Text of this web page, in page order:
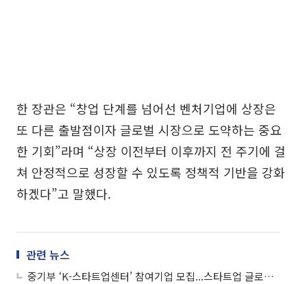
한 장관은 “창업 단계를 넘어선 벤처기업에 상장은
또 다른 출발점이자 글로벌 시장으로 도약하는 중요
한 기회”라며 “상장 이전부터 이후까지 전 주기에 걸
쳐 안정적으로 성장할 수 있도록 정책적 기반을 강화
하겠다”고 말했다.
관련 뉴스
중기부 ‘K-스타트업센터’ 참여기업 모집...스타트업 글로벌 진출 밀착 지원